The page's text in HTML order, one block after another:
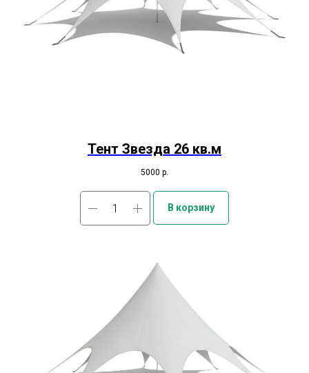
Тент Звезда 26 кв.м
5000 р.
В корзину